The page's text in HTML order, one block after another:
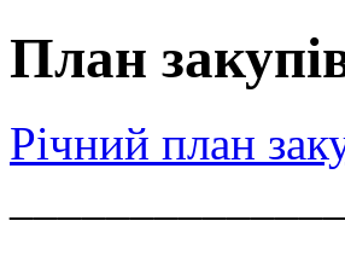
План
Річний план